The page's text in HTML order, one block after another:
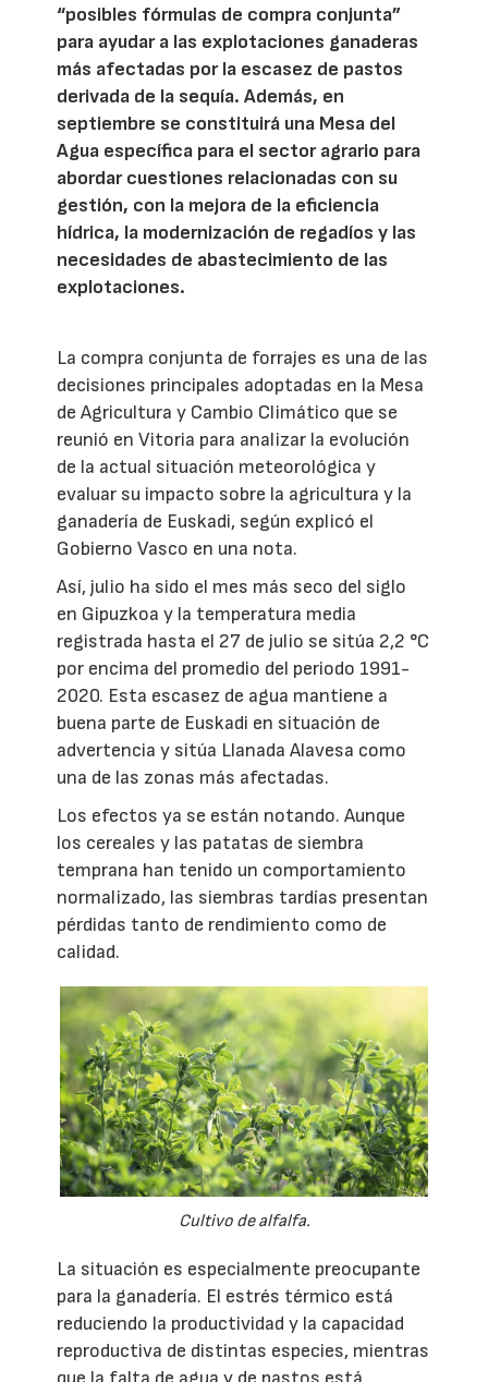
“posibles fórmulas de compra conjunta”
para ayudar a las explotaciones ganaderas
más afectadas por la escasez de pastos
derivada de la sequía. Además, en
septiembre se constituirá una Mesa del
Agua específica para el sector agrario para
abordar cuestiones relacionadas con su
gestión, con la mejora de la eficiencia
hídrica, la modernización de regadíos y las
necesidades de abastecimiento de las
explotaciones.
La compra conjunta de forrajes es una de las
decisiones principales adoptadas en la Mesa
de Agricultura y Cambio Climático que se
reunió en Vitoria para analizar la evolución
de la actual situación meteorológica y
evaluar su impacto sobre la agricultura y la
ganadería de Euskadi, según explicó el
Gobierno Vasco en una nota.
Así, julio ha sido el mes más seco del siglo
en Gipuzkoa y la temperatura media
registrada hasta el 27 de julio se sitúa 2,2 °C
por encima del promedio del periodo 1991-
2020. Esta escasez de agua mantiene a
buena parte de Euskadi en situación de
advertencia y sitúa Llanada Alavesa como
una de las zonas más afectadas.
Los efectos ya se están notando. Aunque
los cereales y las patatas de siembra
temprana han tenido un comportamiento
normalizado, las siembras tardías presentan
pérdidas tanto de rendimiento como de
calidad.
Cultivo de alfalfa.
La situación es especialmente preocupante
para la ganadería. El estrés térmico está
reduciendo la productividad y la capacidad
reproductiva de distintas especies, mientras